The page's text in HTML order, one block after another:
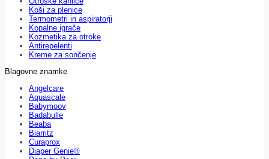
Koši za plenice
Termometri in aspiratorji
Kopalne igrače
Kozmetika za otroke
Antirepelenti
Kreme za sončenje
Blagovne znamke
Angelcare
Aquascale
Babymoov
Badabulle
Beaba
Biarritz
Curaprox
Diaper Genie®